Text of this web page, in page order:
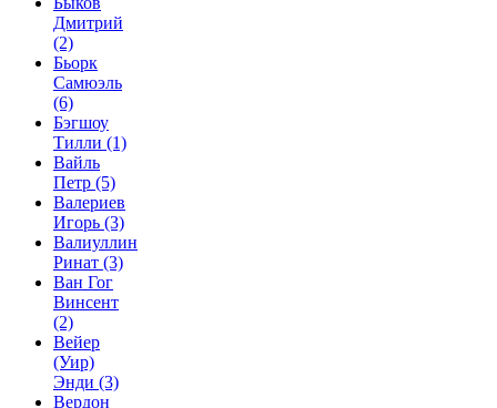
Дмитрий
(2)
Бьорк
Самюэль
(6)
Бэгшоу
Тилли (1)
Вайль
Петр (5)
Валериев
Игорь (3)
Валиуллин
Ринат (3)
Ван Гог
Винсент
(2)
Вейер
(Уир)
Энди (3)
Вердон